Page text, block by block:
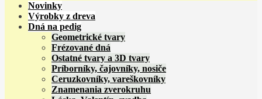
Novinky
Výrobky z dreva
Dná na pedig
Geometrické tvary
Frézované dná
Ostatné tvary a 3D tvary
Príborníky, čajovníky, nosiče
Ceruzkovníky, vareškovníky
Znamenania zverokruhu